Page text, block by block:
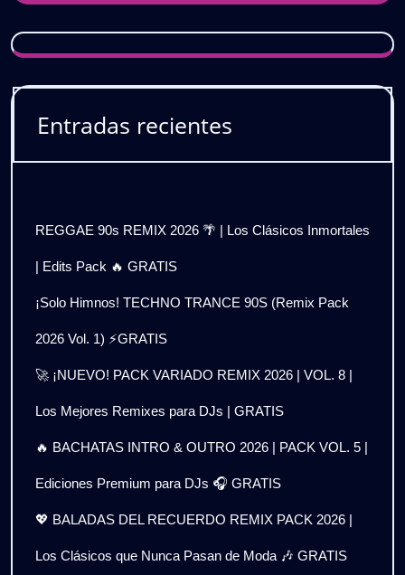
Entradas recientes
REGGAE 90s REMIX 2026 🌴 | Los Clásicos Inmortales
| Edits Pack 🔥 GRATIS
¡Solo Himnos! TECHNO TRANCE 90S (Remix Pack
2026 Vol. 1) ⚡GRATIS
🚀 ¡NUEVO! PACK VARIADO REMIX 2026 | VOL. 8 |
Los Mejores Remixes para DJs | GRATIS
🔥 BACHATAS INTRO & OUTRO 2026 | PACK VOL. 5 |
Ediciones Premium para DJs 🎧 GRATIS
💖 BALADAS DEL RECUERDO REMIX PACK 2026 |
Los Clásicos que Nunca Pasan de Moda 🎶 GRATIS